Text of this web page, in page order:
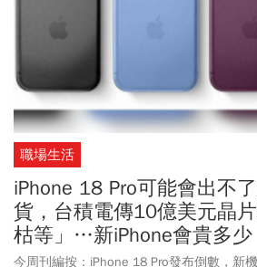
解，但今天回頭來看，更能體會那份謹慎背
職場生活
iPhone 18 Pro可能會出不
貨，台積電傳10億美元晶
枯等」…新iPhone會貴多少
今周刊編按：iPhone 18 Pro發布倒數，新